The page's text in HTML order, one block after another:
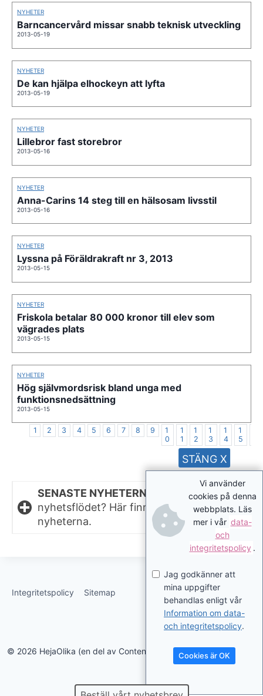
NYHETER
Barncancervård missar snabb teknisk utveckling
2013-05-19
NYHETER
De kan hjälpa elhockeyn att lyfta
2013-05-19
NYHETER
Lillebror fast storebror
2013-05-16
NYHETER
Anna-Carins 14 steg till en hälsosam livsstil
2013-05-16
NYHETER
Lyssna på Föräldrakraft nr 3, 2013
2013-05-15
NYHETER
Friskola betalar 80 000 kronor till elev som
vägrades plats
2013-05-15
NYHETER
Hög självmordsrisk bland unga med
funktionsnedsättning
2013-05-15
1 2 3 4 5 6 7 8 9
1
0
1
1
1
2
1
3
1
4
1
5
SENASTE NYHETERNA.
Missat något i
nyhetsflödet? Här finns de senaste
nyheterna.
Integritetspolicy Sitemap
© 2026 HejaOlika (en del av Contentverkstan.se)
Vi använder
cookies på denna
webbplats. Läs
mer i vår data-
och
integritetspolicy .
Jag godkänner att
mina uppgifter
behandlas enligt vår
Information om data-
och integritetspolicy.
Cookies är OK
STÄNG X